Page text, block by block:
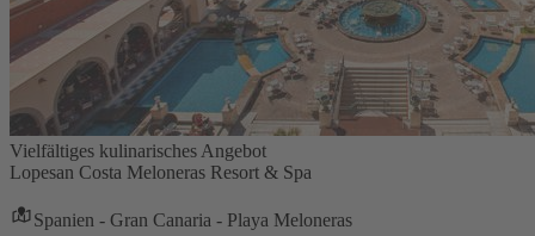
Vielfältiges kulinarisches Angebot
Lopesan Costa Meloneras Resort & Spa
Spanien - Gran Canaria - Playa Meloneras